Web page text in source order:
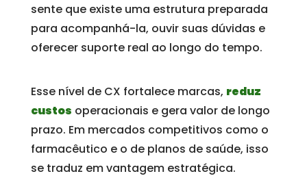
sente que existe uma estrutura preparada
para acompanhá-la, ouvir suas dúvidas e
oferecer suporte real ao longo do tempo.
Esse nível de CX fortalece marcas, reduz
custos operacionais e gera valor de longo
prazo. Em mercados competitivos como o
farmacêutico e o de planos de saúde, isso
se traduz em vantagem estratégica.